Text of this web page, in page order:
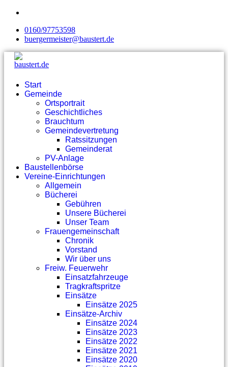
0160/97753598
buergermeister@baustert.de
Start
Gemeinde
Ortsportrait
Geschichtliches
Brauchtum
Gemeindevertretung
Ratssitzungen
Gemeinderat
PV-Anlage
Baustellenbörse
Vereine-Einrichtungen
Allgemein
Bücherei
Gebühren
Unsere Bücherei
Unser Team
Frauengemeinschaft
Chronik
Vorstand
Wir über uns
Freiw. Feuerwehr
Einsatzfahrzeuge
Tragkraftspritze
Einsätze
Einsätze 2025
Einsätze-Archiv
Einsätze 2024
Einsätze 2023
Einsätze 2022
Einsätze 2021
Einsätze 2020